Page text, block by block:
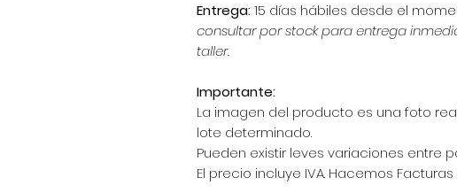
Entrega:15 días hábiles desde el
consultar por stock para entrega
taller.
Importante:
La imagen del producto es una foto
lote determinado.
Pueden existir leves variaciones entre
El precio incluye IVA. Hacemos